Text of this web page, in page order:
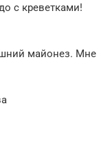
с креветками!
майонез. Мне